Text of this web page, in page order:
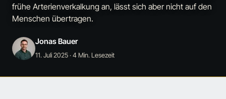
frühe Arterienverkalkung an, lässt sich aber nicht auf den
Menschen übertragen.
Jonas Bauer
11. Juli 2025· 4 Min. Lesezeit